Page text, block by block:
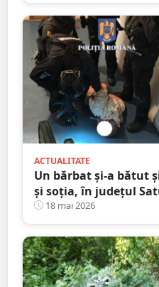
ACTUALITATE
Un bărbat și-a bătut
și soția, în județul
preventiv
18 mai 2026